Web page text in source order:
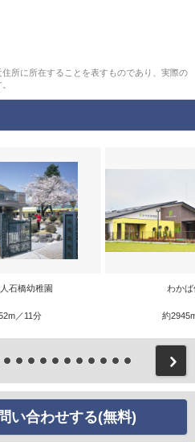
所に所在することを表すものであり、実際の
石橋幼稚園
／11分
わか
約
い合わせする(無料)